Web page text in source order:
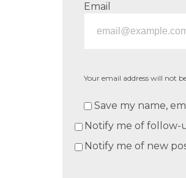
Email
Your email address will not
Save my name,
Notify me of follow-
Notify me of new